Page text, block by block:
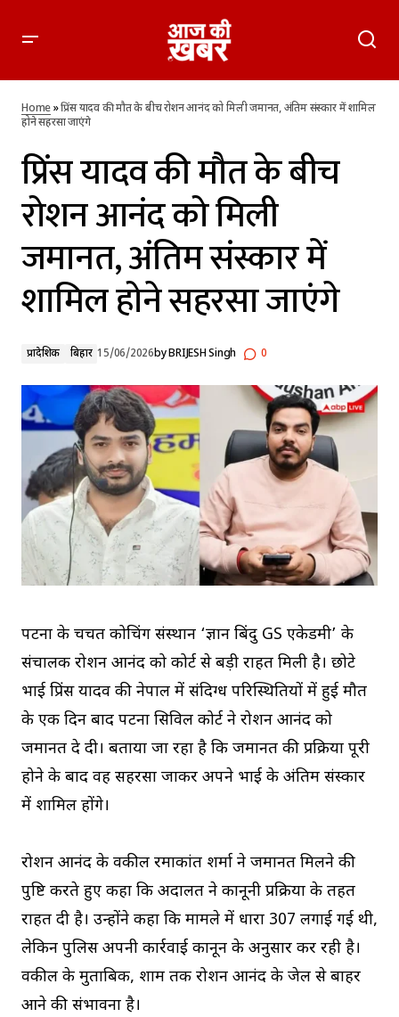
में शामिल होने सहरसा जाएंगे
Home»प्रिंस यादव की मौत के बीच रोशन आनंद को मिली जमानत, अंतिम संस्कार में शामिल
होने सहरसा जाएंगे
प्रिंस यादव की मौत के बीच
रोशन आनंद को मिली
जमानत, अंतिम संस्कार में
शामिल होने सहरसा जाएंगे
प्रादेशिक बिहार 15/06/2026byBRIJESH Singh 0
पटना के चर्चित कोचिंग संस्थान ‘ज्ञान बिंदु GS एकेडमी’ के
संचालक रोशन आनंद को कोर्ट से बड़ी राहत मिली है। छोटे
भाई प्रिंस यादव की नेपाल में संदिग्ध परिस्थितियों में हुई मौत
के एक दिन बाद पटना सिविल कोर्ट ने रोशन आनंद को
जमानत दे दी। बताया जा रहा है कि जमानत की प्रक्रिया पूरी
होने के बाद वह सहरसा जाकर अपने भाई के अंतिम संस्कार
में शामिल होंगे।
रोशन आनंद के वकील रमाकांत शर्मा ने जमानत मिलने की
पुष्टि करते हुए कहा कि अदालत ने कानूनी प्रक्रिया के तहत
राहत दी है। उन्होंने कहा कि मामले में धारा 307 लगाई गई थी,
लेकिन पुलिस अपनी कार्रवाई कानून के अनुसार कर रही है।
वकील के मुताबिक, शाम तक रोशन आनंद के जेल से बाहर
आने की संभावना है।